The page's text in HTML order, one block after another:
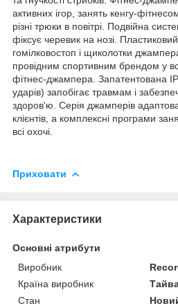
активних ігор, занять кенгу-
різні трюки в повітрі. Подвійна
фіксує черевик на нозі.
гомілковостоп і щиколотки
провідним спортивним брендом у
фітнес-джампера. Запатентована
ударів) запобігає травмам і
здоров'ю. Серія джамперів
клієнтів, а комплексні програми
всі охочі.
Приховати
Характеристики
Основні атрибути
Виробник
Країна виробник
Стан